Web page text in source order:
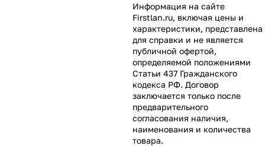
Информация на сайте
Firstlan.ru, включая цены и
характеристики, представлена
для справки и не является
публичной офертой,
определяемой положениями
Статьи 437 Гражданского
кодекса РФ. Договор
заключается только после
предварительного
согласования наличия,
наименования и количества
товара.